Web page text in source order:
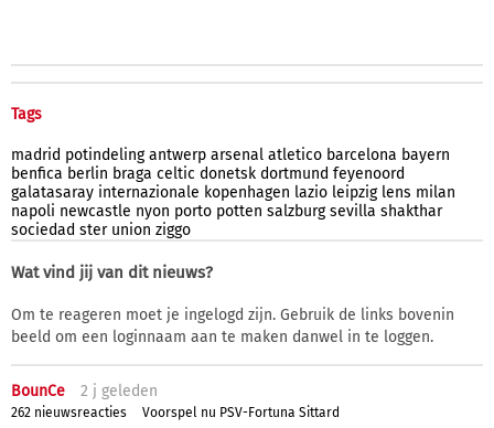
Tags
madrid potindeling antwerp arsenal atletico barcelona bayern
benfica berlin braga celtic donetsk dortmund feyenoord
galatasaray internazionale kopenhagen lazio leipzig lens milan
napoli newcastle nyon porto potten salzburg sevilla shakthar
sociedad ster union ziggo
Wat vind jij van dit nieuws?
Om te reageren moet je ingelogd zijn. Gebruik de links bovenin
beeld om een loginnaam aan te maken danwel in te loggen.
BounCe 2 j geleden
262 nieuwsreacties
Voorspel nu PSV-Fortuna Sittard